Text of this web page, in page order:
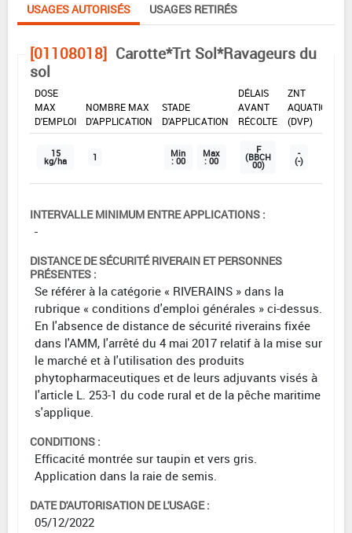
USAGES AUTORISÉS USAGES RETIRÉS
[01108018] Carotte*Trt Sol*Ravageurs du
sol
DOSE
MAX
D'EMPLOI
NOMBRE MAX
D'APPLICATION
STADE
D'APPLICATION
DÉLAIS
AVANT
RÉCOLTE
ZNT
AQUATIQUE
(DVP)
15
kg/ha 1 Min
: 00
Max
: 00
F
(BBCH
00)
-
(-)
INTERVALLE MINIMUM ENTRE APPLICATIONS :
-
DISTANCE DE SÉCURITÉ RIVERAIN ET PERSONNES
PRÉSENTES :
Se référer à la catégorie « RIVERAINS » dans la
rubrique « conditions d'emploi générales » ci-dessus.
En l'absence de distance de sécurité riverains fixée
dans l'AMM, l'arrêté du 4 mai 2017 relatif à la mise sur
le marché et à l'utilisation des produits
phytopharmaceutiques et de leurs adjuvants visés à
l'article L. 253-1 du code rural et de la pêche maritime
s'applique.
CONDITIONS :
Efficacité montrée sur taupin et vers gris.
Application dans la raie de semis.
DATE D'AUTORISATION DE L'USAGE :
05/12/2022